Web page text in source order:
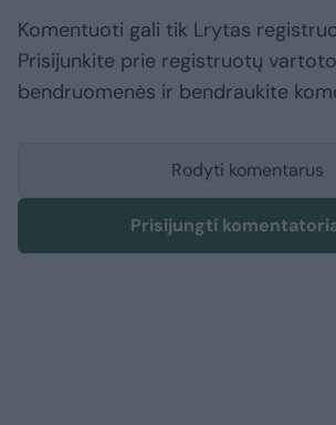
Komentuoti gali tik Lrytas
Prisijunkite prie registruotų
bendruomenės ir bendraukite
Rodyti komentarus
Prisijungti